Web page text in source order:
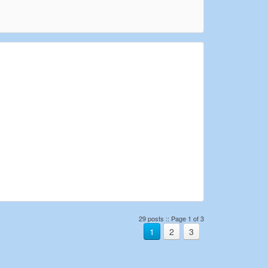
29 posts :: Page 1 of 3
1 2 3